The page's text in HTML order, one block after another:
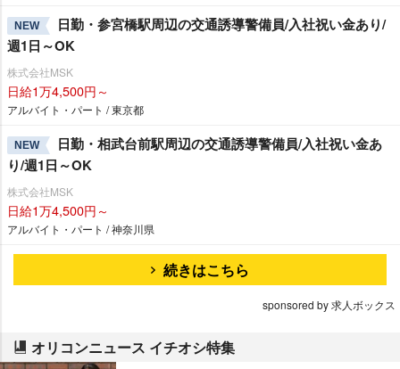
NEW
日勤・参宮橋駅周辺の交通誘導警備員/入社祝い金あり/
週1日～OK
株式会社MSK
日給1万4,500円～
アルバイト・パート / 東京都
NEW
日勤・相武台前駅周辺の交通誘導警備員/入社祝い金あ
り/週1日～OK
株式会社MSK
日給1万4,500円～
アルバイト・パート / 神奈川県
続きはこちら
sponsored by 求人ボックス
オリコンニュース イチオシ特集